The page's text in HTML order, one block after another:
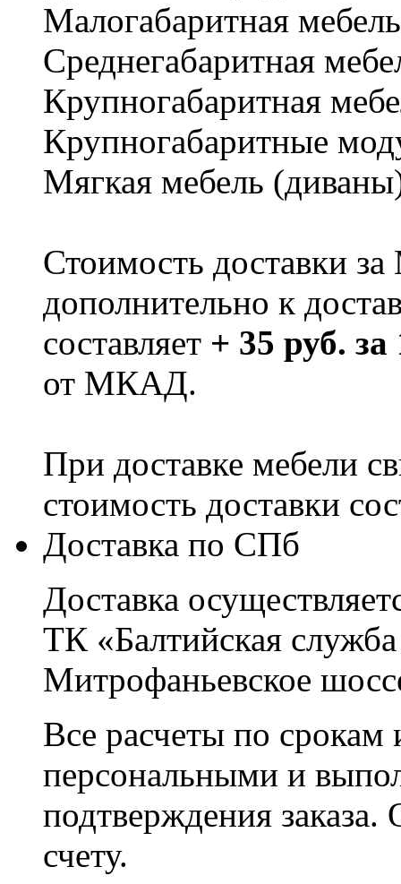
Малогабаритная
Cреднегабаритная
Крупногабаритная
Крупногабаритные
Мягкая мебель
Стоимость доставки
дополнительно к
составляет + 35 руб.
от МКАД.
При доставке мебели
стоимость доставки
Доставка по СПб
Доставка
ТК «Балтийская
Митрофаньевское
Все расчеты по срокам
персональными и
подтверждения заказа.
счету.